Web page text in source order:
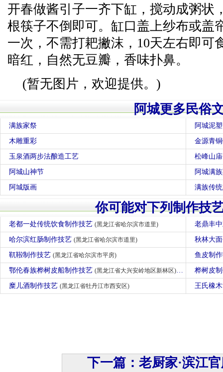
开春做酱引子一齐下缸，搅动成粥状
根筷子不倒即可。缸口盖上纱布或盖
一次，不需打耙撇沫，10天左右即可
暗红，自然无豆瓣，香味扑鼻。
(暂无图片，欢迎提供。)
阿城更多民俗
满族家祭 阿城泥塑
木雕重彩 金源青
玉泉酒两步法酿造工艺 松峰山
阿城山神节 阿城满
阿城版画 满族传
你可能对下列制作技
老都一处传统饮食制作技艺 (黑龙江省哈尔滨市道里) 老鼎丰
哈尔滨红肠制作技艺 (黑龙江省哈尔滨市道里) 秋林大
靰鞡制作技艺 (黑龙江省哈尔滨市平房) 鱼皮制
鄂伦春族桦树皮船制作技艺 (黑龙江省大兴安岭地区新林区) 桦树皮
糜儿酒制作技艺 (黑龙江省牡丹江市西安区) 王氏橡
下一篇：老厨家·滨江